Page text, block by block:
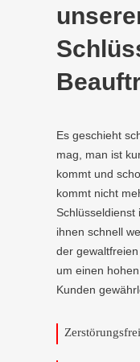
Es geschieht
mag, man ist
kommt und
kommt nicht
Schlüsseldienst
ihnen schnell
der
um einen
Kunden